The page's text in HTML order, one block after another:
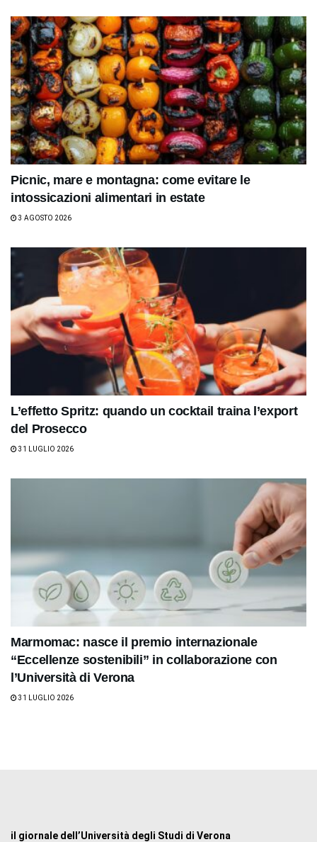
Picnic, mare e montagna: come evitare le
intossicazioni alimentari in estate
3 AGOSTO 2026
L’effetto Spritz: quando un cocktail traina l’export
del Prosecco
31 LUGLIO 2026
Marmomac: nasce il premio internazionale
“Eccellenze sostenibili” in collaborazione con
l’Università di Verona
31 LUGLIO 2026
il giornale dell’Università degli Studi di Verona